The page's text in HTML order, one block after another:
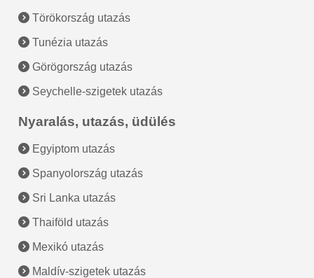
Törökország utazás
Tunézia utazás
Görögország utazás
Seychelle-szigetek utazás
Nyaralás, utazás, üdülés
Egyiptom utazás
Spanyolország utazás
Sri Lanka utazás
Thaiföld utazás
Mexikó utazás
Maldív-szigetek utazás